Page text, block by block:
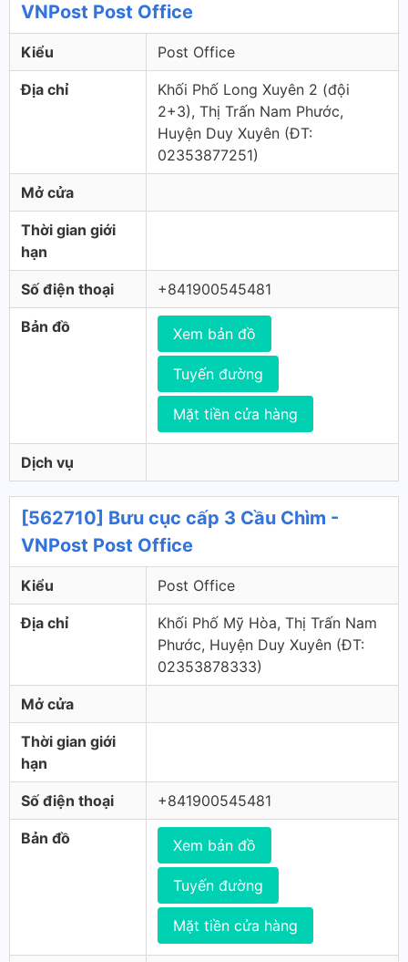
VNPost Post Office
Kiểu Post Office
Địa chỉ
Khối Phố Long Xuyên 2 (đội
2+3), Thị Trấn Nam Phước,
Huyện Duy Xuyên (ÐT:
02353877251)
Mở cửa
Thời gian giới
hạn
Số điện thoại +841900545481
Bản đồ Xem bản đồ
Tuyến đường
Mặt tiền cửa hàng
Dịch vụ
[562710] Bưu cục cấp 3 Cầu Chìm -
VNPost Post Office
Kiểu Post Office
Địa chỉ
Khối Phố Mỹ Hòa, Thị Trấn Nam
Phước, Huyện Duy Xuyên (ÐT:
02353878333)
Mở cửa
Thời gian giới
hạn
Số điện thoại +841900545481
Bản đồ Xem bản đồ
Tuyến đường
Mặt tiền cửa hàng